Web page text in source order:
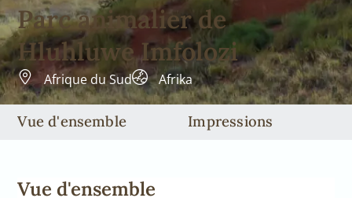
Parc animalier de
Hluhluwe Imfolozi
Afrique du Sud Afrika
Vue d'ensemble Impressions
Vue d'ensemble